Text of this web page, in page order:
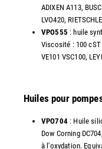
ADIXEN A113,
LVO420,
VPO555 : huile
Viscosité : 100 cST
VE101 VSC100,
Huiles pour
VPO704: Huile
Dow Corning
à l'oxydation.